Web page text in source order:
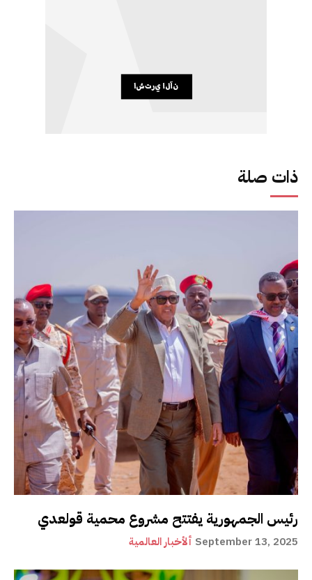
ذات صلة
رئيس الجمهورية يفتتح مشروع محمية قولعدي
ألأخبار العالمية September 13, 2025